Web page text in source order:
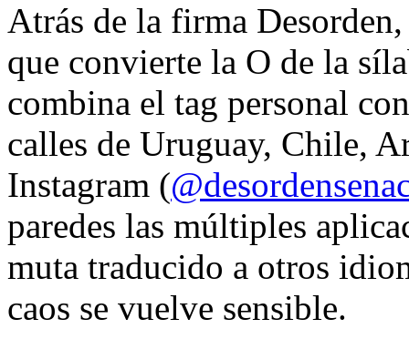
Atrás de la firma
que convierte la O de la
combina el tag personal
calles de Uruguay, Chile,
Instagram (
paredes las múltiples
muta traducido a otros
caos se vuelve sensible.